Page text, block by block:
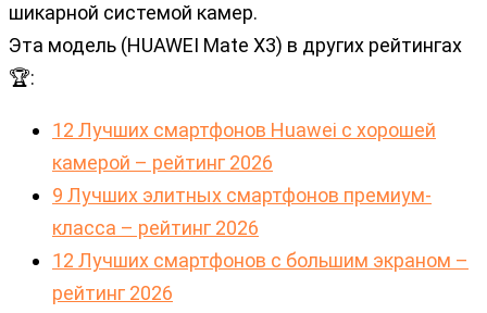
шикарной системой камер.
Эта модель (HUAWEI Mate X3) в других рейтингах
🏆:
12 Лучших смартфонов Huawei с хорошей
камерой – рейтинг 2026
9 Лучших элитных смартфонов премиум-
класса – рейтинг 2026
12 Лучших смартфонов с большим экраном –
рейтинг 2026